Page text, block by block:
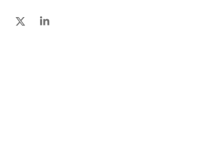
D
S